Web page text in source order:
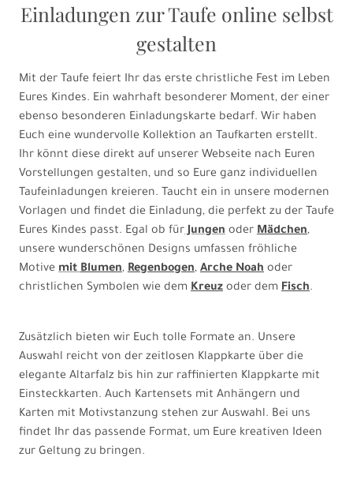
Einladungen zur Taufe online selbst
gestalten
Mit der Taufe feiert Ihr das erste christliche Fest im Leben
Eures Kindes. Ein wahrhaft besonderer Moment, der einer
ebenso besonderen Einladungskarte bedarf. Wir haben
Euch eine wundervolle Kollektion an Taufkarten erstellt.
Ihr könnt diese direkt auf unserer Webseite nach Euren
Vorstellungen gestalten, und so Eure ganz individuellen
Taufeinladungen kreieren. Taucht ein in unsere modernen
Vorlagen und findet die Einladung, die perfekt zu der Taufe
Eures Kindes passt. Egal ob fürJungen oder Mädchen,
unsere wunderschönen Designs umfassen fröhliche
Motive mitBlumen, Regenbogen, Arche Noah oder
christlichen Symbolen wie dem Kreuz oder dem Fisch.
Zusätzlich bieten wir Euch tolle Formate an. Unsere
Auswahl reicht von der zeitlosen Klappkarte über die
elegante Altarfalz bis hin zur raffinierten Klappkarte mit
Einsteckkarten. Auch Kartensets mit Anhängern und
Karten mit Motivstanzung stehen zur Auswahl. Bei uns
findet Ihr das passende Format, um Eure kreativen Ideen
zur Geltung zu bringen.